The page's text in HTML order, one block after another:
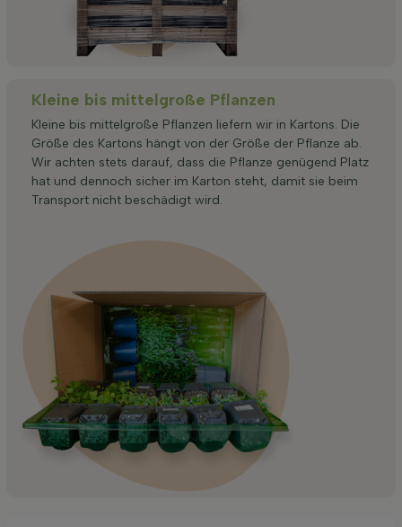
Kleine bis mittelgroße Pflanzen
Kleine bis mittelgroße Pflanzen liefern wir in Kartons. Die
Größe des Kartons hängt von der Größe der Pflanze ab.
Wir achten stets darauf, dass die Pflanze genügend Platz
hat und dennoch sicher im Karton steht, damit sie beim
Transport nicht beschädigt wird.